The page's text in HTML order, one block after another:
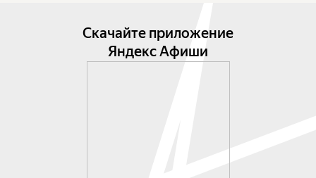
Скачайте приложение
Яндекс Афиши